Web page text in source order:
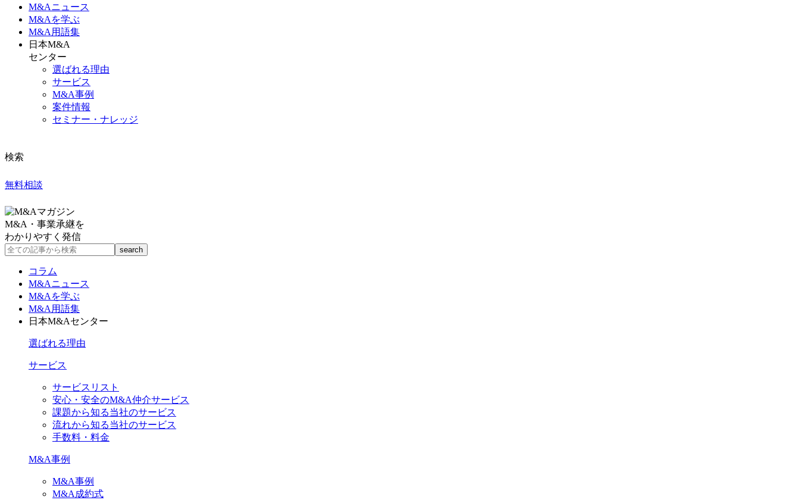
M&Aニュース
M&Aを学ぶ
M&A 用語集
日本M&A
センター
選ばれる理由
サービス
M&A事例
案件情報
セミナー・ナレッジ
検索
無料相談
M&A・事業承継を
わかりやすく発信
コラム
M&Aニュース
M&Aを学ぶ
M&A用語集
日本M&Aセンター
選ばれる理由
サービス
サービスリスト
安心・安全のM&A仲介サービス
課題から知る当社のサービス
流れから知る当社のサービス
手数料・料金
M&A事例
M&A事例
M&A成約式